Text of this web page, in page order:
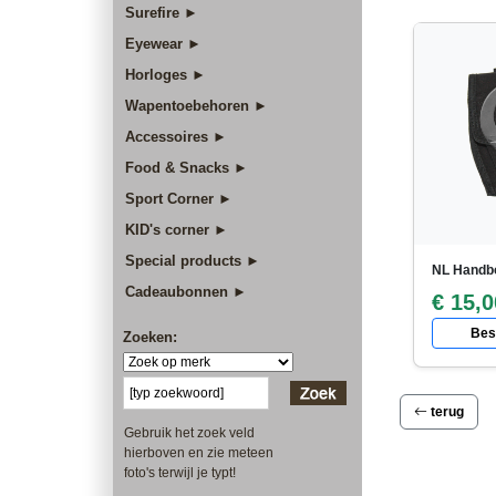
Surefire ►
Eyewear ►
Horloges ►
Wapentoebehoren ►
Accessoires ►
Food & Snacks ►
Sport Corner ►
KID's corner ►
Special products ►
Cadeaubonnen ►
Zoeken:
Gebruik het zoek veld
hierboven en zie meteen
foto's terwijl je typt!
NL
€
terug